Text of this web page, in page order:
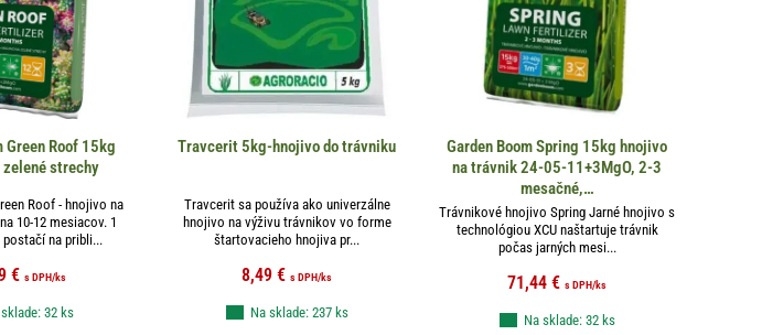
Green Roof 15kg
zelené strechy
Roof - hnojivo na
10-12 mesiacov. 1
postačí na pribli...
€ s DPH/ks
32 ks
Travcerit 5kg-hnojivo do trávniku
Travcerit sa používa ako univerzálne
hnojivo na výživu trávnikov vo forme
štartovacieho hnojiva pr...
8,49 € s DPH/ks
Na sklade: 237 ks
Garden Boom Spring 15kg hnojivo
na trávnik 24-05-11+3MgO, 2-3
mesačné,…
Trávnikové hnojivo Spring Jarné hnojivo s
technológiou XCU naštartuje trávnik
počas jarných mesi...
71,44€ s DPH/ks
Na sklade: 32 ks